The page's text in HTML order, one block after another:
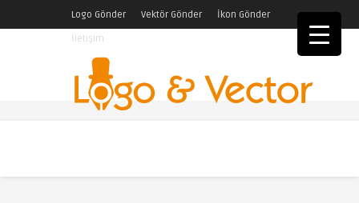
Logo Gönder Vektör Gönder
İkon Gönder
İletişim